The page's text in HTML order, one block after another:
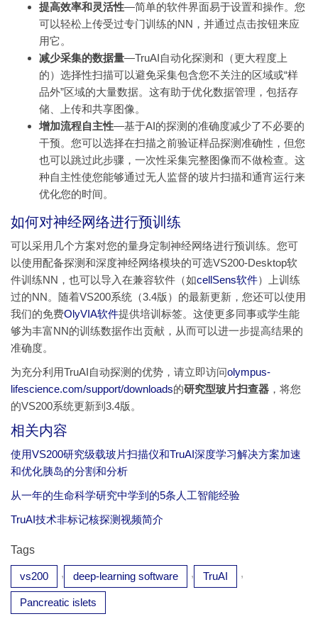
提高效率和灵活性—简单的软件界面易于设置和操作。您
可以轻松上传受过专门训练的NN，并通过点击按钮来应
用它。
减少采集的数据量—TruAI自动化探测和（更大程度上
的）选择性扫描可以避免采集包含您不关注的区域或“样
品外”区域的大量数据。这有助于优化数据管理，包括存
储、上传和共享图像。
增加流程自主性—基于AI的探测的准确度减少了不必要的
干预。您可以选择在扫描之前验证样品探测准确性，但您
也可以跳过此步骤，一次性采集完整图像而不做检查。这
种自主性使您能够通过无人监督的玻片扫描和通宵运行来
优化您的时间。
如何对神经网络进行预训练
可以采用几个方案对您的量身定制神经网络进行预训练。您可
以使用配备探测和深度神经网络模块的可选VS200-Desktop软
件训练NN，也可以导入在兼容软件（如cellSens软件）上训练
过的NN。随着VS200系统（3.4版）的最新更新，您还可以使用
我们的免费OlyVIA软件提供培训标签。这使更多同事或学生能
够为丰富NN的训练数据作出贡献，从而可以进一步提高结果的
准确度。
为充分利用TruAI自动探测的优势，请立即访问olympus-
lifescience.com/support/downloads的研究型玻片扫查器 ，将您
的VS200系统更新到3.4版。
相关内容
使用VS200研究级载玻片扫描仪和TruAI深度学习解决方案加速
和优化胰岛的分割和分析
从一年的生命科学研究中学到的5条人工智能经验
TruAI技术非标记核探测视频简介
Tags
vs200 , deep-learning software , TruAI ,
Pancreatic islets